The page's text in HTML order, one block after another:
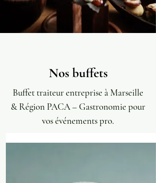
Nos buffets
Buffet traiteur entreprise à Marseille
& Région PACA – Gastronomie pour
vos événements pro.